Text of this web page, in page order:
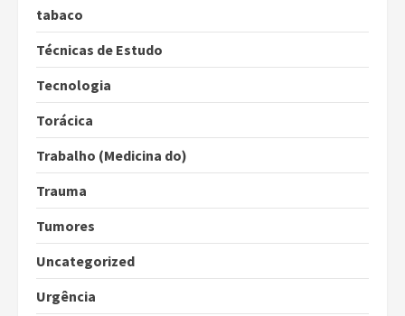
tabaco
Técnicas de Estudo
Tecnologia
Torácica
Trabalho (Medicina do)
Trauma
Tumores
Uncategorized
Urgência